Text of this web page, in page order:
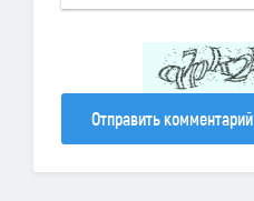
Отправить комментарий